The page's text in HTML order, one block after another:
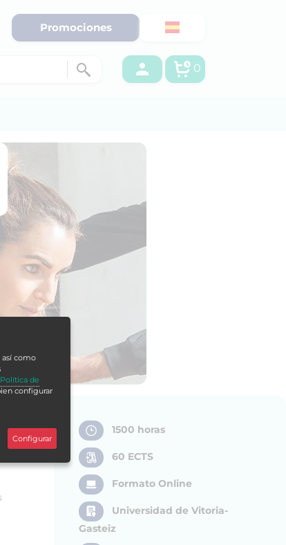
Promociones
0
1500 horas
60 ECTS
Formato Online
Universidad de Vitoria-
Gasteiz
así como
Política de
configurar
Configurar